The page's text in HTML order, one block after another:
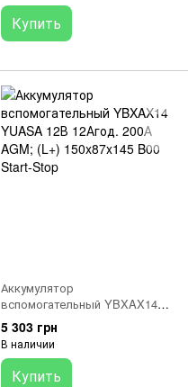
Купить
Аккумулятор
вспомогательный YBXAX14
YUASA 12В 12Агод. 200А
AGM; (L+) 150x87x145 B00
Start-Stop
5 303 грн
В наличии
Купить